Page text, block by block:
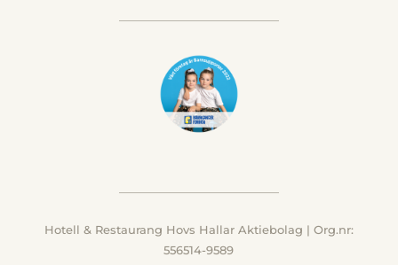
Hotell & Restaurang Hovs Hallar Aktiebolag | Org.nr:
556514-9589